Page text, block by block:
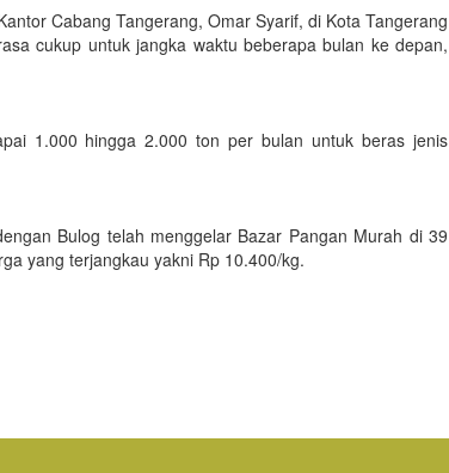
Cabang Tangerang, Omar Syarif, di Kota Tangerang
cukup untuk jangka waktu beberapa bulan ke depan,
1.000 hingga 2.000 ton per bulan untuk beras jenis
Bulog telah menggelar Bazar Pangan Murah di 39
yang terjangkau yakni Rp 10.400/kg.